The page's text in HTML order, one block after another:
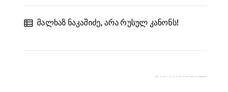
მალხაზ ნაკაშიძე, არა რუსულ კანონს!
Search